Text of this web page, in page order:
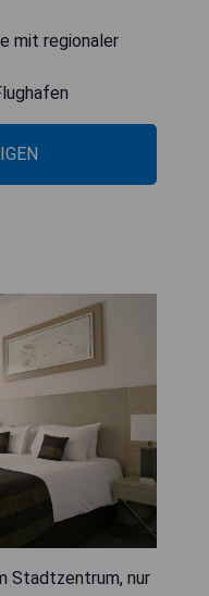
mit regionaler
Stadtzentrum, nur